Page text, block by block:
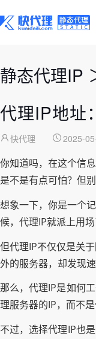
静态代理IP
代理IP地址
快代理 2025-
你知道吗，在这个信
是不是有点可怕？但
想象一下，你是一个
候，代理IP就派上用
但代理IP不仅仅是关
外的服务器，却发现
那么，代理IP是如何
理服务器的IP，而不
不过，选择代理IP也